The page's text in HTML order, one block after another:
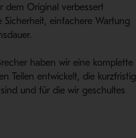
dem Original verbessert
einfachere Wartung
haben wir eine komplette
Teilen entwickelt, die kurzfristig
und für die wir geschultes